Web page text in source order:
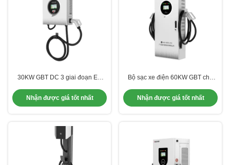
30KW GBT DC 3 giai đoạn EV
tại nhà gắn trên tường
Nhận được giá tốt nhất
Bộ sạc xe điện 60KW GBT cho
điện xe điện
Nhận được giá tốt nhất